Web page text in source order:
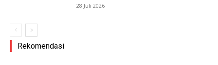
28 Juli 2026
Rekomendasi